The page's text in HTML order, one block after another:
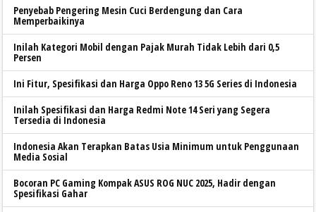
Penyebab Pengering Mesin Cuci Berdengung dan Cara
Memperbaikinya
Inilah Kategori Mobil dengan Pajak Murah Tidak Lebih dari 0,5
Persen
Ini Fitur, Spesifikasi dan Harga Oppo Reno 13 5G Series di Indonesia
Inilah Spesifikasi dan Harga Redmi Note 14 Seri yang Segera
Tersedia di Indonesia
Indonesia Akan Terapkan Batas Usia Minimum untuk Penggunaan
Media Sosial
Bocoran PC Gaming Kompak ASUS ROG NUC 2025, Hadir dengan
Spesifikasi Gahar